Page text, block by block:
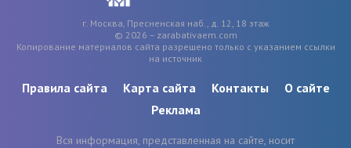
г. Москва, Пресненская наб., д. 12, 18 этаж
© 2026 – zarabativaem.com
Копирование материалов сайта разрешено только с указанием ссылки
на источник
Правила сайта Карта сайта Контакты
О сайте
Реклама
Вся информация, представленная на сайте, носит